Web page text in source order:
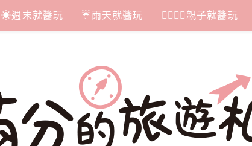
☀週末就醬玩 ☔雨天就醬玩 👩‍❤‍💋‍👨親子就醬玩